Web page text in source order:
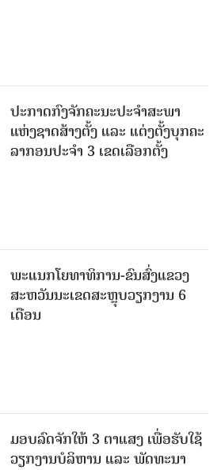
ແຫ່ງຊາດສ້າງຕັ້ງ ແລະ ແຕ່ງຕັ້ງບຸກຄະ
ລາກອນປະຈໍາ 3 ເຂດເລືອກຕັ້ງ
ສະຫວັນນະເຂດສະຫຼຸບວຽກງານ 6
ເດືອນ
ວຽກງານບໍລິຫານ ແລະ ພັດທະນາ